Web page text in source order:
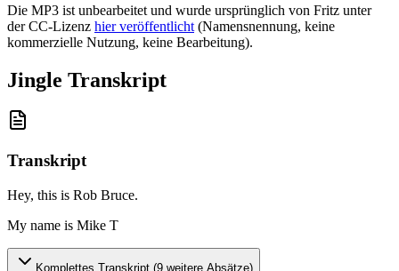
Die MP3 ist unbearbeitet und wurde ursprünglich von Fritz unter
der CC-Lizenz hier veröffentlicht (Namensnennung, keine
kommerzielle Nutzung, keine Bearbeitung).
Jingle Transkript
Transkript
Hey, this is Rob Bruce.
My name is Mike T
Komplettes Transkript (9 weitere Absätze)